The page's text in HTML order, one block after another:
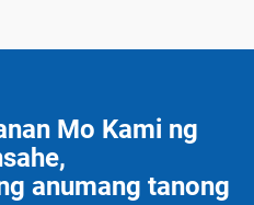
Mo Kami ng
anumang tanong